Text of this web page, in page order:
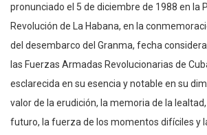
pronunciado el 5 de diciembre de 1988 en la
Revolución de La Habana, en la
del desembarco del Granma, fecha
las Fuerzas Armadas Revolucionarias de
esclarecida en su esencia y notable en su
valor de la erudición, la memoria de la
futuro, la fuerza de los momentos difíciles y